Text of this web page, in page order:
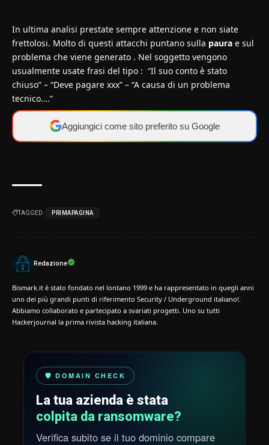
In ultima analisi prestate sempre attenzione e non siate
frettolosi. Molto di questi attacchi puntano sulla paura e sul
problema che viene generato . Nel soggetto vengono
usualmente usate frasi del tipo : “Il suo conto è stato
chiuso” – “Deve pagare xxx” – “A causa di un problema
tecnico….”
Aggiungici come sito preferito su Google
TAGGED: PRIMAPAGINA
Redazione
Bismark.it è stato fondato nel lontano 1999 e ha rappresentato in quegli anni
uno dei più grandi punti di riferimento Security / Underground italiano!.
Abbiamo collaborato e partecipato a svariati progetti. Uno su tutti
Hackerjournal la prima rivista hacking italiana.
🛡️ DOMAIN CHECK
La tua azienda è stata
colpita da ransomware?
Verifica subito se il tuo dominio compare